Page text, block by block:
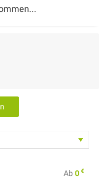
Ab 0 €